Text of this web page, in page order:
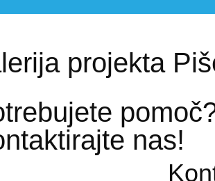
projekta
nas!